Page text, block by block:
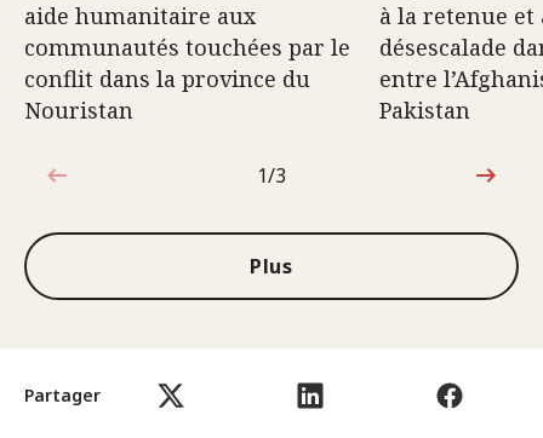
Partager
aide humanitaire aux
communautés touchées par le
conflit dans la province du
Nouristan
à la retenue et
désescalade
entre
Pakistan
1sur3
1/3
Plus